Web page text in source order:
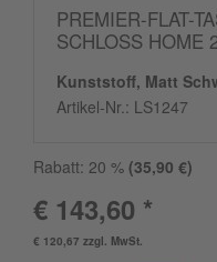
PREMIER-FLAT-
SCHLOSS HOME
Kunststoff, Matt
Artikel-Nr.: LS1247
Rabatt: 20 % (35,90 €)
€ 143,60 *
€ 120,67 zzgl. MwSt.